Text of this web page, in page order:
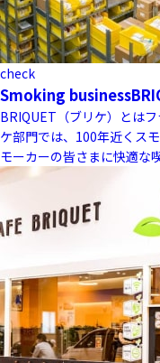
check
Smoking business
BRIQUET（ブリケ）とは
ケ部門では、100年近くス
モーカーの皆さまに快適な